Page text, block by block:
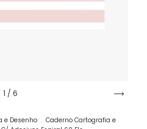
1 / 6
e Desenho . Caderno Cartografia e